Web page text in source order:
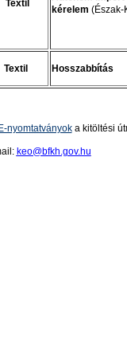
Textil
kérelem (Észak-
Textil Hosszabbítás
nyomtatványoka kitöltési
keo@bfkh.gov.hu